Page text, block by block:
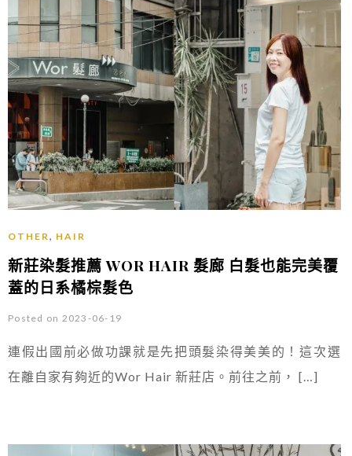
OTHER, HAIR
新莊染髮推薦 WOR HAIR 髮廊 白髮也能完美覆
蓋的日系橘棕髮色
Posted on 2023-06-19
連假出國前必做功課就是先把頭髮染得美美的！這次選
在離自家有夠近的Wor Hair 新莊店。前往之前， […]